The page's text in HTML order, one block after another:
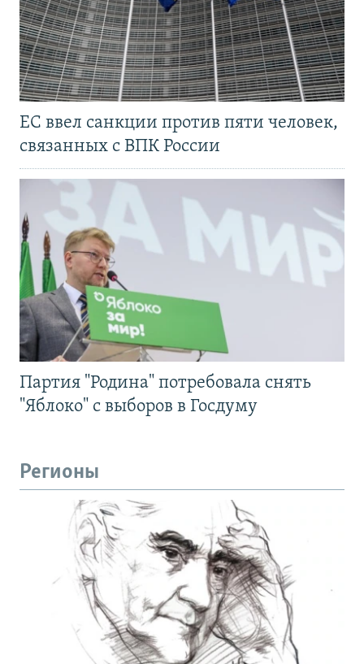
ЕС ввел санкции против пяти человек,
связанных с ВПК России
Партия "Родина" потребовала снять
"Яблоко" с выборов в Госдуму
Регионы